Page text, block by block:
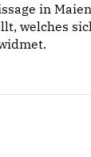
in
welches